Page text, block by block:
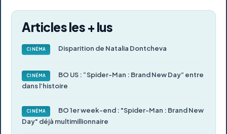
Articles les + lus
CINÉMA Disparition de Natalia Dontcheva
CINÉMA
BO US : “Spider-Man : Brand New Day” entre
dans l’histoire
CINÉMA
BO 1er week-end : "Spider-Man : Brand New
Day" déjà multimillionnaire